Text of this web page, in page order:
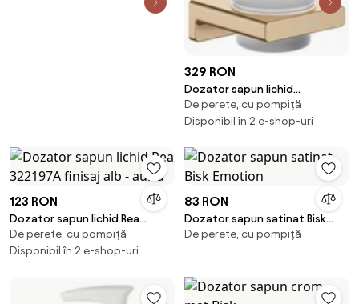
329 RON
Dozator sapun lichid
Hansgrohe AddStoris bronz
periat
De perete, cu pompiță
Disponibil în 2 e-shop-uri
123 RON
Dozator sapun lichid Rea
322197A finisaj alb - auriu
De perete, cu pompiță
Disponibil în 2 e-shop-uri
83 RON
Dozator sapun satinat Bisk
Emotion
De perete, cu pompiță